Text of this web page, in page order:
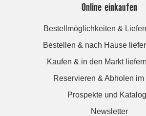
Online einkaufen
Bestellmöglichkeiten &
Bestellen & nach Hause
Kaufen & in den Markt
Reservieren & Abholen im
Prospekte und
Newsletter